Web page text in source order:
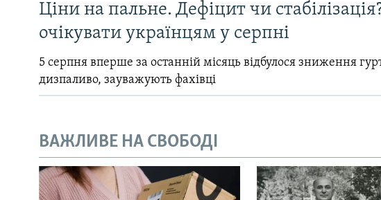
Ціни на пальне. Дефіцит чи
очікувати українцям у серпні
5 серпня вперше за останній місяць відбулося зниження
дизпаливо, зауважують фахівці
ВАЖЛИВЕ НА СВОБОДІ